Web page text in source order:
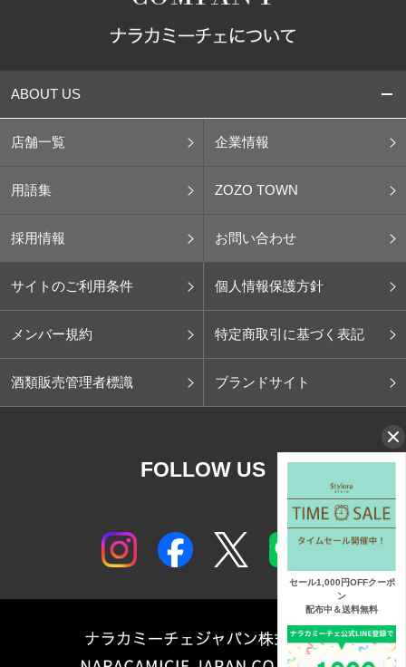
ABOUT US
店舗一覧 企業情報
用語集 ZOZO TOWN
採用情報 お問い合わせ
サイトのご利用条件 個人情報保護方針
メンバー規約 特定商取引に基づく表記
酒類販売管理者標識 ブランドサイト
FOLLOW US
セール1,000円OFFクーポ
ン
配布中＆送料無料